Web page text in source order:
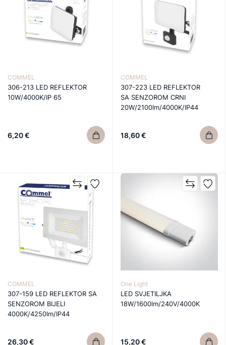
COMMEL
306-213 LED REFLEKTOR
10W/4000K/IP 65
6,20 €
COMMEL
307-223 LED REFLEKTOR
SA SENZOROM CRNI
20W/2100lm/4000K/IP44
18,60 €
COMMEL
307-159 LED REFLEKTOR SA
SENZOROM BIJELI
4000K/4250lm/IP44
26,30 €
One Light
LED SVJETILJKA
18W/1600lm/240V/4000K
15,20 €